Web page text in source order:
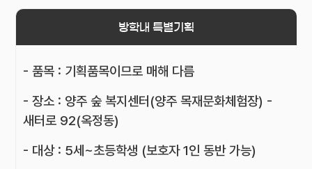
방학내 특별기획
- 품목 : 기획품목이므로 매해 다름
- 장소 : 양주 숲 복지센터(양주 목재문화체험장) -
새터로 92(옥정동)
- 대상 : 5세~초등학생 (보호자 1인 동반 가능)